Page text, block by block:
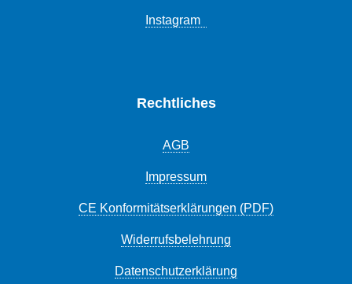
Instagram
Rechtliches
AGB
Impressum
CE Konformitätserklärungen (PDF)
Widerrufsbelehrung
Datenschutzerklärung